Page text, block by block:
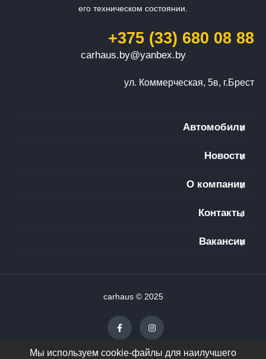
его техническом состоянии.
+375 (33) 680 08 88
carhaus.by@yanbex.by
ул. Коммерческая, 5в, г.Брест
Автомобили
Новости
О компании
Контакты
Вакансии
carhaus © 2025
Мы используем cookie-файлы для наилучшего